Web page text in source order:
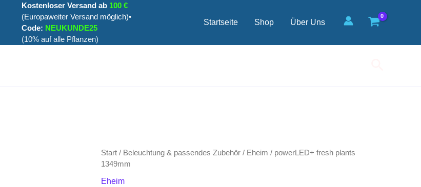
Kostenloser Versand ab 100 €
(Europaweiter Versand möglich)•
Code: NEUKUNDE25
(10% auf alle Pflanzen)
Startseite Shop Über Uns
Start / Beleuchtung & passendes Zubehör / Eheim / powerLED+ fresh plants
1349mm
Eheim
powerLED+
fresh
1349mm